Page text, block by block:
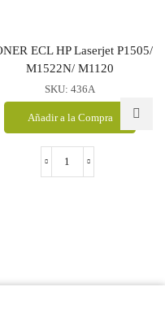
ECL HP Laserjet P1505/
M1522N/ M1120
SKU: 436A
Añadir a la Compra
TONER